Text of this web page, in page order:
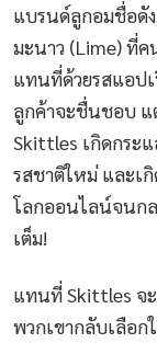
แบรนด์ลูกอมชื่อดั
มะนาว (Lime) ที่
แทนที่ด้วยรสแอป
ลูกค้าจะชื่นชอบ
Skittles เกิดกระ
รสชาติใหม่ และเ
โลกออนไลน์จนก
เต็ม!
แทนที่ Skittles จะ
พวกเขากลับเลือก